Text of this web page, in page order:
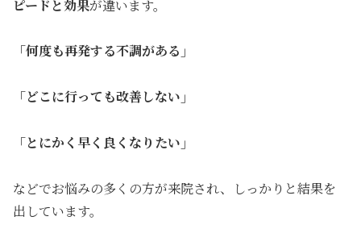
ピードと効果が違います。
「何度も再発する不調がある」
「どこに行っても改善しない」
「とにかく早く良くなりたい」
などでお悩みの多くの方が来院され、しっかりと結果を
出しています。